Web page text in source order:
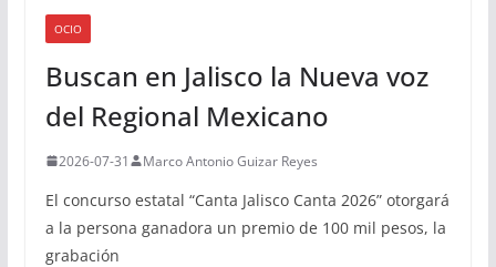
OCIO
Buscan en Jalisco la Nueva voz
del Regional Mexicano
2026-07-31 Marco Antonio Guizar Reyes
El concurso estatal “Canta Jalisco Canta 2026” otorgará
a la persona ganadora un premio de 100 mil pesos, la
grabación